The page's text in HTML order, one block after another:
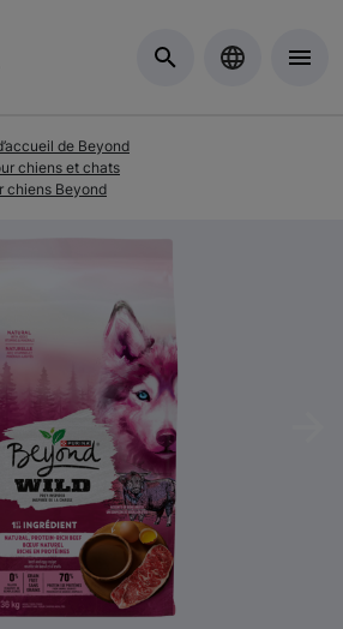
de Beyond
chiens et chats
chiens Beyond